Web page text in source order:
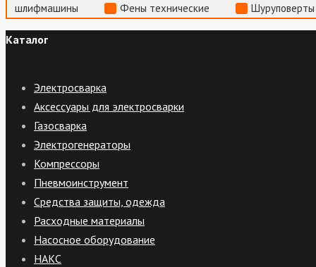
шлифмашины
Фены технические
Каталог
Электросварка
Аксессуары для электросварки
Газосварка
Электрогенераторы
Компрессоры
Пневмоинструмент
Средства защиты, одежда
Расходные материалы
Насосное оборудование
НАКС